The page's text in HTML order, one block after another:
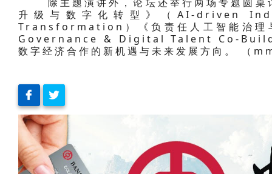
升级与数字化转型》（AI-driven
Transformation）《负责任人工智能治
Governance & Digital Talent Co-
数字经济合作的新机遇与未来发展方向。 （